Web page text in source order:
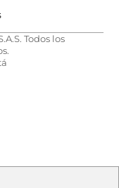
Todos los